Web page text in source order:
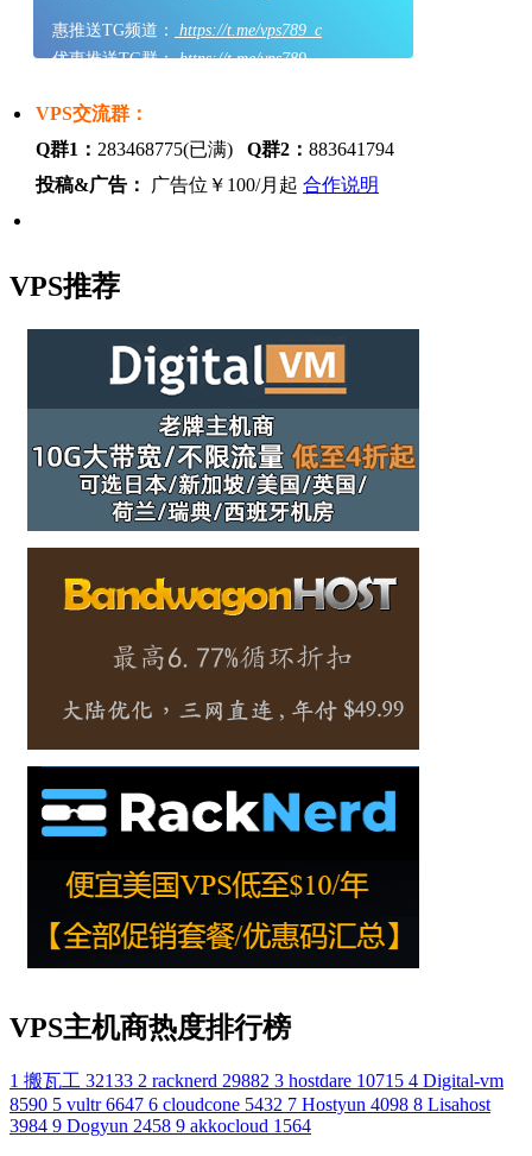
惠推送TG频道：
https://t.me/vps789_c
优惠推送TG群：https://t.me/vps789
VPS交流群：
Q群1： 283468775(已满) Q群2： 883641794
投稿&广告：
广告位￥100/月起 合作说明
VPS推荐
VPS主机商热度排行榜
1 搬瓦工 32133 2 racknerd 29882 3 hostdare 10715 4 Digital-vm
8590 5 vultr 6647 6 cloudcone 5432 7 Hostyun 4098 8 Lisahost
3984 9 Dogyun 2458 9 akkocloud 1564